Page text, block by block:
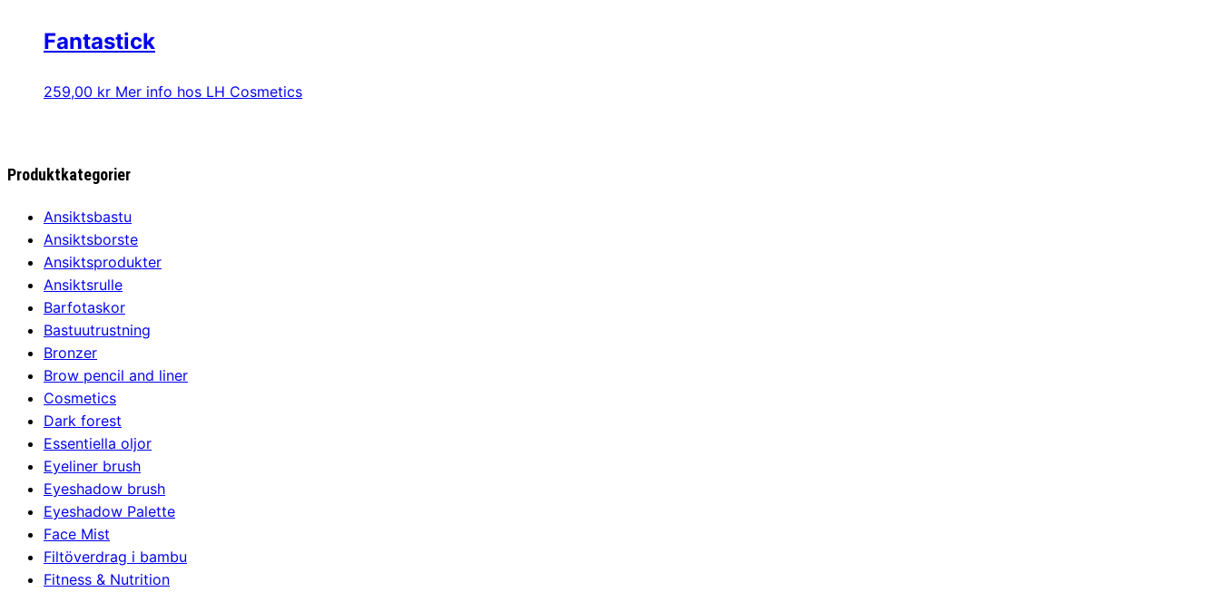
Fantastick
259,00 kr Mer info hos LH Cosmetics
Produktkategorier
Ansiktsbastu
Ansiktsborste
Ansiktsprodukter
Ansiktsrulle
Barfotaskor
Bastuutrustning
Bronzer
Brow pencil and liner
Cosmetics
Dark forest
Essentiella oljor
Eyeliner brush
Eyeshadow brush
Eyeshadow Palette
Face Mist
Filtöverdrag i bambu
Fitness & Nutrition